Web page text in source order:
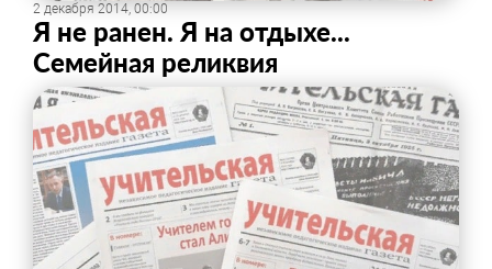
2 декабря 2014, 00:00
Я не ранен. Я на отдыхе...
Семейная реликвия